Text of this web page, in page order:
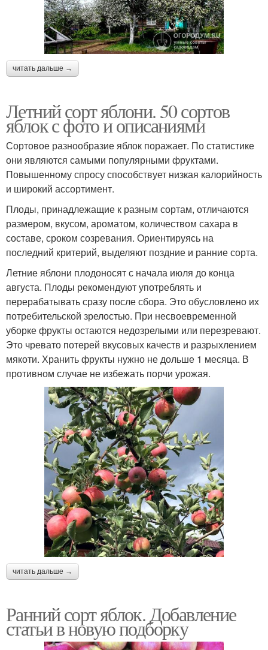
читать дальше →
Летний сорт яблони. 50 сортов
яблок с фото и описаниями
Сортовое разнообразие яблок поражает. По статистике
они являются самыми популярными фруктами.
Повышенному спросу способствует низкая калорийность
и широкий ассортимент.
Плоды, принадлежащие к разным сортам, отличаются
размером, вкусом, ароматом, количеством сахара в
составе, сроком созревания. Ориентируясь на
последний критерий, выделяют поздние и ранние сорта.
Летние яблони плодоносят с начала июля до конца
августа. Плоды рекомендуют употреблять и
перерабатывать сразу после сбора. Это обусловлено их
потребительской зрелостью. При несвоевременной
уборке фрукты остаются недозрелыми или перезревают.
Это чревато потерей вкусовых качеств и разрыхлением
мякоти. Хранить фрукты нужно не дольше 1 месяца. В
противном случае не избежать порчи урожая.
читать дальше →
Ранний сорт яблок. Добавление
статьи в новую подборку